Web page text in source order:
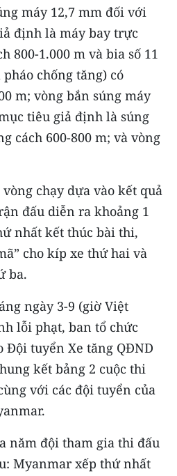
nghệ
Bắc
Bộ và Tây
Long
máy 12,7 mm đối với
định là máy bay trực
800-1.000 m và bia số 11
chống tăng) có
m; vòng bắn súng máy
tiêu giả định là súng
cách 600-800 m; và vòng
chạy dựa vào kết quả
đấu diễn ra khoảng 1
nhất kết thúc bài thi,
cho kíp xe thứ hai và
ba.
ngày 3-9 (giờ Việt
lỗi phạt, ban tổ chức
Đội tuyển Xe tăng QĐND
kết bảng 2 cuộc thi
với các đội tuyển của
năm đội tham gia thi đấu
Myanmar xếp thứ nhất